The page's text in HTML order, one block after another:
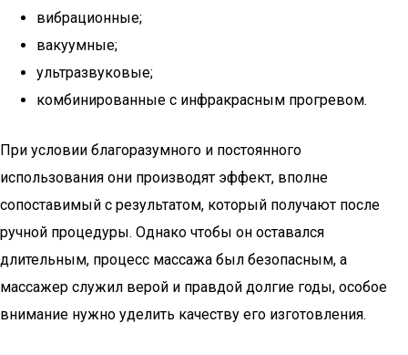
вибрационные;
вакуумные;
ультразвуковые;
комбинированные с инфракрасным прогревом.
При условии благоразумного и постоянного
использования они производят эффект, вполне
сопоставимый с результатом, который получают после
ручной процедуры. Однако чтобы он оставался
длительным, процесс массажа был безопасным, а
массажер служил верой и правдой долгие годы, особое
внимание нужно уделить качеству его изготовления.